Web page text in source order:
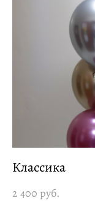
Классика
2 400 pуб.